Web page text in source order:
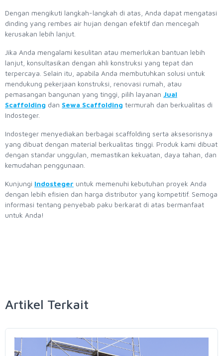
Dengan mengikuti langkah-langkah di atas, Anda dapat mengatasi
dinding yang rembes air hujan dengan efektif dan mencegah
kerusakan lebih lanjut.
Jika Anda mengalami kesulitan atau memerlukan bantuan lebih
lanjut, konsultasikan dengan ahli konstruksi yang tepat dan
terpercaya. Selain itu, apabila Anda membutuhkan solusi untuk
mendukung pekerjaan konstruksi, renovasi rumah, atau
pemasangan bangunan yang tinggi, pilih layanan Jual
Scaffolding dan Sewa Scaffolding termurah dan berkualitas di
Indosteger.
Indosteger menyediakan berbagai scaffolding serta aksesorisnya
yang dibuat dengan material berkualitas tinggi. Produk kami dibuat
dengan standar unggulan, memastikan kekuatan, daya tahan, dan
kemudahan penggunaan.
Kunjungi Indosteger untuk memenuhi kebutuhan proyek Anda
dengan lebih efisien dan harga distributor yang kompetitif. Semoga
informasi tentang penyebab paku berkarat di atas bermanfaat
untuk Anda!
Artikel Terkait